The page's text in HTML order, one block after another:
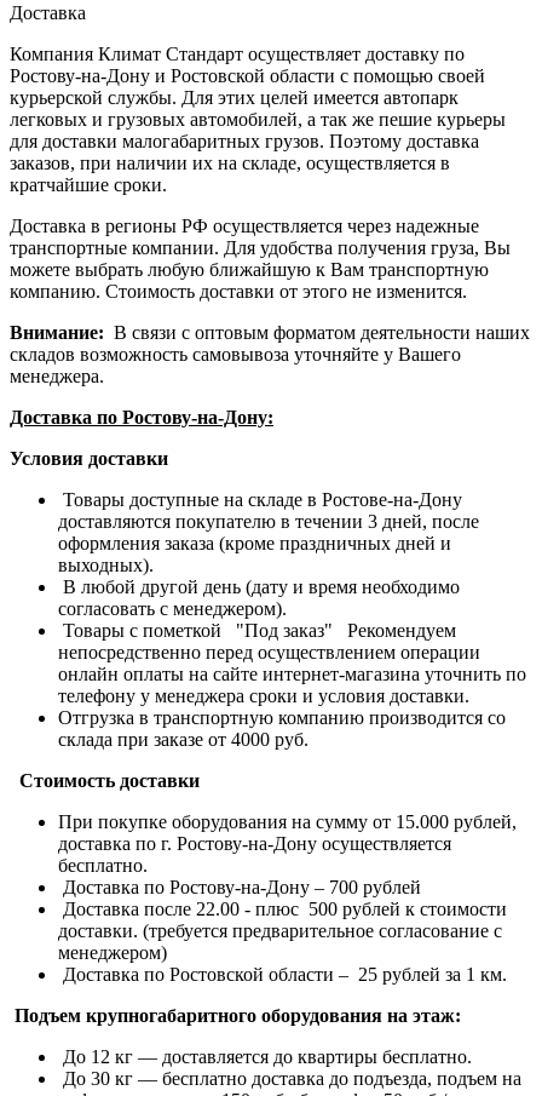
Доставка
Компания Климат Стандарт осуществляет доставку по
Ростову-на-Дону и Ростовской области с помощью своей
курьерской службы. Для этих целей имеется автопарк
легковых и грузовых автомобилей, а так же пешие курьеры
для доставки малогабаритных грузов. Поэтому доставка
заказов, при наличии их на складе, осуществляется в
кратчайшие сроки.
Доставка в регионы РФ осуществляется через надежные
транспортные компании. Для удобства получения груза, Вы
можете выбрать любую ближайшую к Вам транспортную
компанию. Стоимость доставки от этого не изменится.
Внимание: В связи с оптовым форматом деятельности наших
складов возможность самовывоза уточняйте у Вашего
менеджера.
Доставка по Ростову-на-Дону:
Условия доставки
Товары доступные на складе в Ростове-на-Дону
доставляются покупателю в течении 3 дней, после
оформления заказа (кроме праздничных дней и
выходных).
В любой другой день (дату и время необходимо
согласовать с менеджером).
Товары с пометкой "Под заказ" Рекомендуем
непосредственно перед осуществлением операции
онлайн оплаты на сайте интернет-магазина уточнить по
телефону у менеджера сроки и условия доставки.
Отгрузка в транспортную компанию производится со
склада при заказе от 4000 руб.
Стоимость доставки
При покупке оборудования на сумму от 15.000 рублей,
доставка по г. Ростову-на-Дону осуществляется
бесплатно.
Доставка по Ростову-на-Дону – 700 рублей
Доставка после 22.00 - плюс 500 рублей к стоимости
доставки. (требуется предварительное согласование с
менеджером)
Доставка по Ростовской области – 25 рублей за 1 км.
Подъем крупногабаритного оборудования на этаж:
До 12 кг — доставляется до квартиры бесплатно.
До 30 кг — бесплатно доставка до подъезда, подъем на